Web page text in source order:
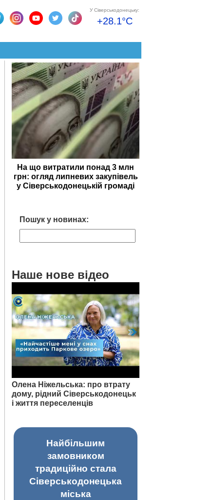
У Сіверськодонецьку:
+28.1°C
На що витратили понад 3 млн
грн: огляд липневих закупівель
у Сіверськодонецькій громаді
Пошук у новинах:
Наше нове відео
Олена Ніжельська: про втрату
дому, рідний Сіверськодонецьк
і життя переселенців
Найбільшим
замовником
традиційно стала
Сіверськодонецька
міська